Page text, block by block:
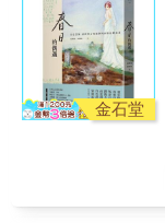
金石堂